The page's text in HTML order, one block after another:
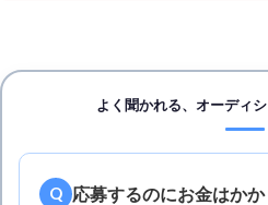
よく聞かれる、オーディ
Q 応募するのにお金はか